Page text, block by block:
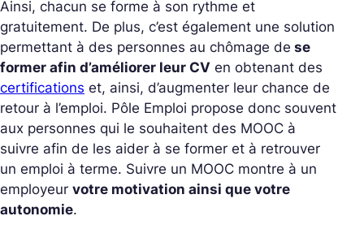
Ainsi, chacun se forme à son rythme et
gratuitement. De plus, c’est également une solution
permettant à des personnes au chômage de se
former afin d’améliorer leur CV en obtenant des
certifications et, ainsi, d’augmenter leur chance de
retour à l’emploi. Pôle Emploi propose donc souvent
aux personnes qui le souhaitent des MOOC à
suivre afin de les aider à se former et à retrouver
un emploi à terme. Suivre un MOOC montre à un
employeur votre motivation ainsi que votre
autonomie.